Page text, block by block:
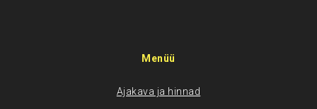
Menüü
Ajakava ja hinnad